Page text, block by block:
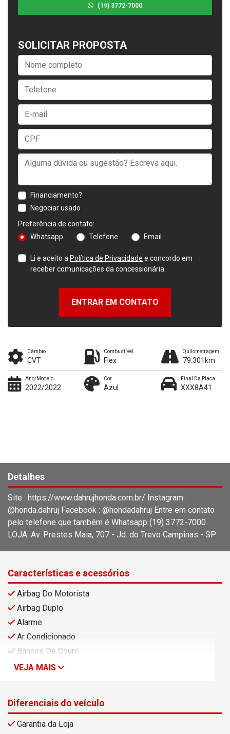
(19) 3772-7000
SOLICITAR PROPOSTA
Financiamento?
Negociar usado
Preferência de contato:
Whatsapp
Telefone Email
Li e aceito a Política de Privacidade e concordo em
receber comunicações da concessionária.
ENTRAR EM CONTATO
Câmbio
CVT
Combustível
Flex
Quilometragem
79.301km
Ano/Modelo
2022/2022
Cor
Azul
Final Da Placa
XXX8A41
Detalhes
Site : https://www.dahrujhonda.com.br/ Instagram :
@honda.dahruj Facebook : @hondadahruj Entre em contato
pelo telefone que também é Whatsapp (19) 3772-7000
LOJA: Av. Prestes Maia, 707 - Jd. do Trevo Campinas - SP
Características e acessórios
Airbag Do Motorista
Airbag Duplo
Alarme
Ar Condicionado
Bancos De Couro
VEJA MAIS
Diferenciais do veículo
Garantia da Loja